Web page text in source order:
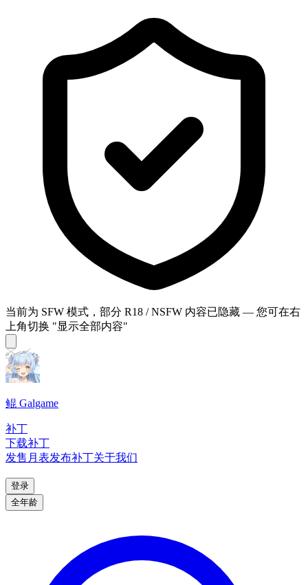
当前为 SFW 模式，部分 R18 / NSFW 内容已隐藏 — 您可在右
上角切换 "显示全部内容"
鲲 Galgame
补丁
下载补丁
发售月表发布补丁关于我们
登录
全年龄